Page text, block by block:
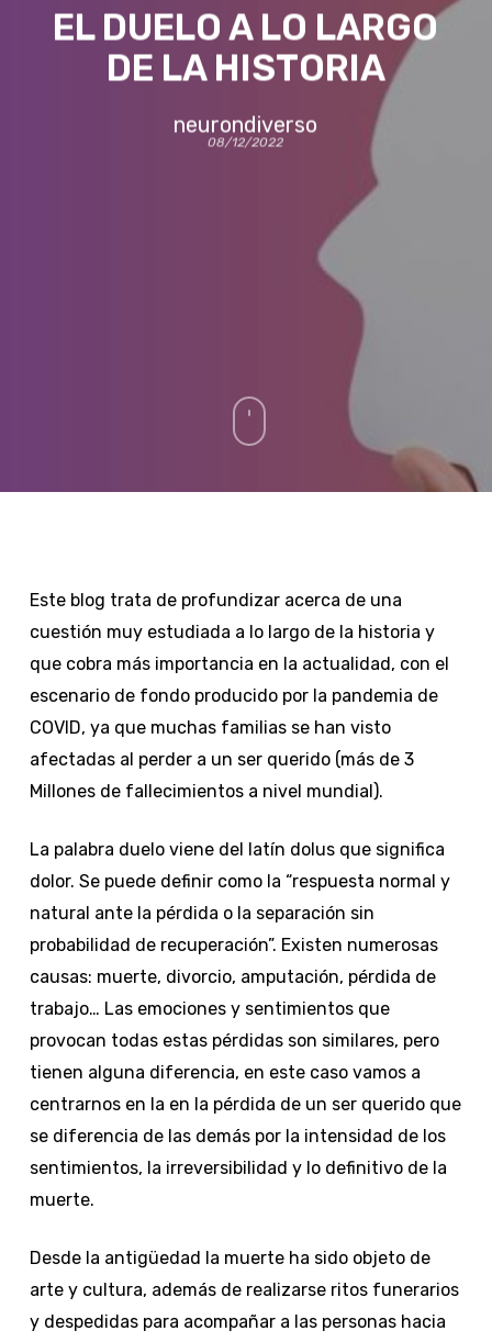
EL DUELO A LO LARGO
DE LA HISTORIA
neurondiverso
08/12/2022
Este blog trata de profundizar acerca de una
cuestión muy estudiada a lo largo de la historia y
que cobra más importancia en la actualidad, con el
escenario de fondo producido por la pandemia de
COVID, ya que muchas familias se han visto
afectadas al perder a un ser querido (más de 3
Millones de fallecimientos a nivel mundial).
La palabra duelo viene del latín dolusque significa
dolor. Se puede definir como la “respuesta normal y
natural ante la pérdida o la separación sin
probabilidad de recuperación”. Existen numerosas
causas: muerte, divorcio, amputación, pérdida de
trabajo… Las emociones y sentimientos que
provocan todas estas pérdidas son similares, pero
tienen alguna diferencia, en este caso vamos a
centrarnos en la en la pérdida de un ser querido que
se diferencia de las demás por la intensidad de los
sentimientos, la irreversibilidad y lo definitivo de la
muerte.
Desde la antigüedad la muerte ha sido objeto de
arte y cultura, además de realizarse ritos funerarios
y despedidas para acompañar a las personas hacia